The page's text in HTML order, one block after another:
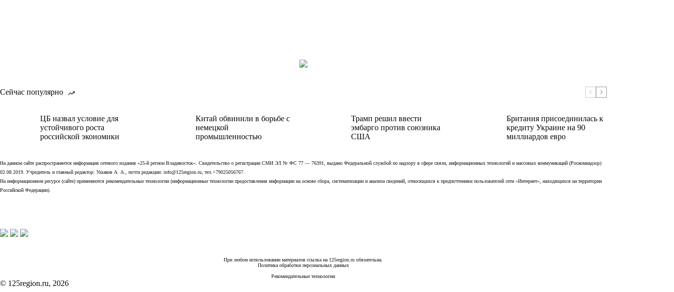
Сейчас популярно
ЦБ назвал условие для
устойчивого роста
российской экономики
Китай обвинили в борьбе с
немецкой
промышленностью
Трамп решил ввести
эмбарго против союзника
США
Британия присоединилась к
кредиту Украине на 90
миллиардов евро
На данном сайте распространяется информация сетевого издания «25-й регион Владивосток». Свидетельство о регистрации СМИ ЭЛ № ФС 77 — 76391, выдано Федеральной службой по надзору в сфере связи, информационных технологий и массовых коммуникаций (Роскомнадзор)
02.08.2019. Учредитель и главный редактор: Ушаков А. А., почта редакции: info@125region.ru, тел.+79025056767.
На информационном ресурсе (сайте) применяются рекомендательные технологии (информационные технологии предоставления информации на основе сбора, систематизации и анализа сведений, относящихся к предпочтениям пользователей сети «Интернет», находящихся на территории
Российской Федерации).
При любом использовании материалов ссылка на 125region.ru обязательна.
Политика обработки персональных данных
Рекомендательные технологии
© 125region.ru, 2026